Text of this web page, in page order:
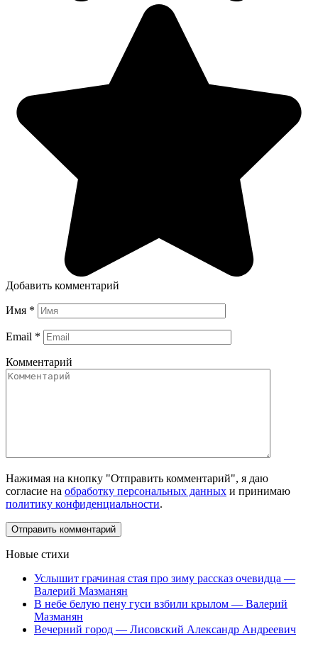
Добавить комментарий
Имя *
Email *
Комментарий
Нажимая на кнопку "Отправить комментарий", я даю
согласие на обработку персональных данных и принимаю
политику конфиденциальности.
Новые стихи
Услышит грачиная стая про зиму рассказ очевидца —
Валерий Мазманян
В небе белую пену гуси взбили крылом — Валерий
Мазманян
Вечерний город — Лисовский Александр Андреевич